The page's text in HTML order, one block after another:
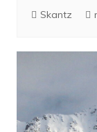
Skantz